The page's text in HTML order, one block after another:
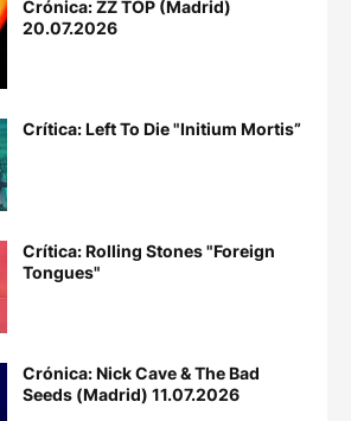
Crónica: ZZ TOP (Madrid)
20.07.2026
Crítica: Left To Die "Initium Mortis”
Crítica: Rolling Stones "Foreign
Tongues"
Crónica: Nick Cave & The Bad
Seeds (Madrid) 11.07.2026